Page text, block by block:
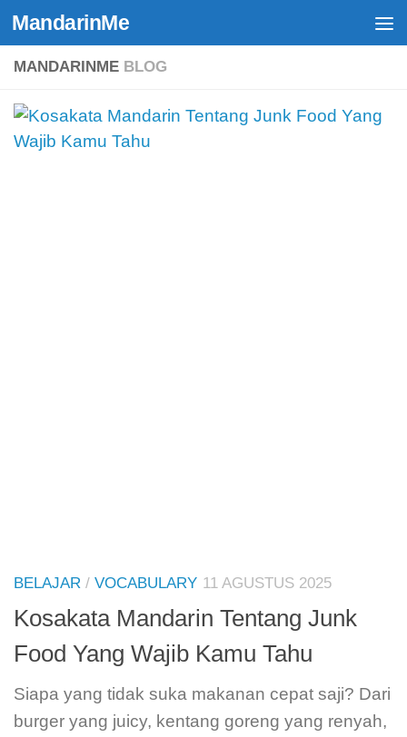
Skip to content
MandarinMe
MANDARINME BLOG
BELAJAR / VOCABULARY 11 AGUSTUS 2025
Kosakata Mandarin Tentang Junk
Food Yang Wajib Kamu Tahu
Siapa yang tidak suka makanan cepat saji? Dari
burger yang juicy, kentang goreng yang renyah,